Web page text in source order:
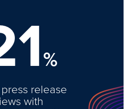
%
release
with